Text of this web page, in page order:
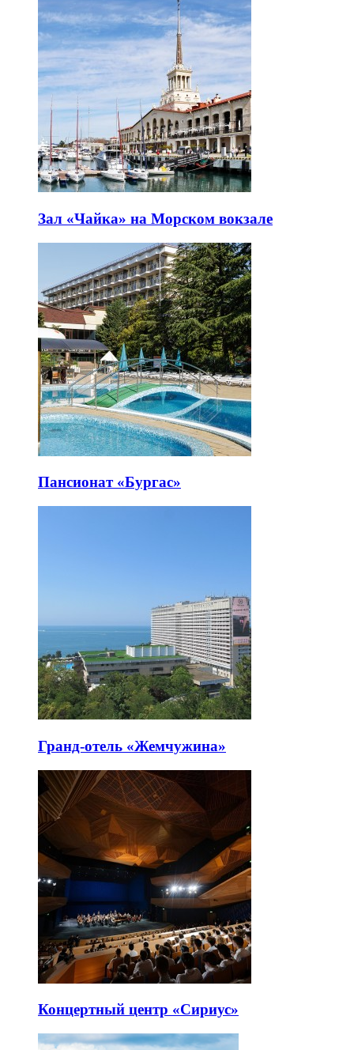
Зал «Чайка» на Морском вокзале
Пансионат «Бургас»
Гранд-отель «Жемчужина»
Концертный центр «Сириус»